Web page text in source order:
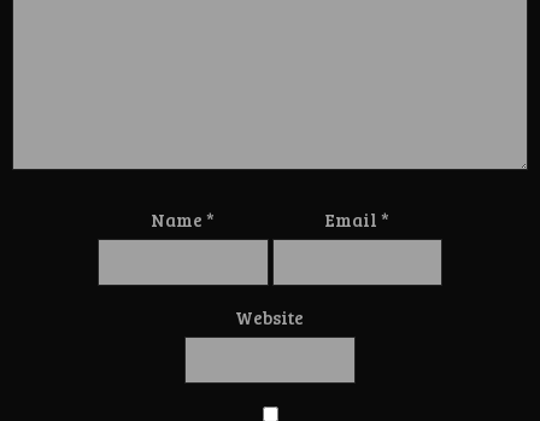
Name* Email *
Website